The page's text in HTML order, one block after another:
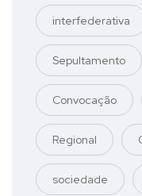
interfederativa
Sepultamento
Convocação
Regional
sociedade